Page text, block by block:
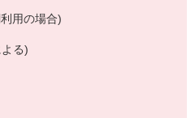
用の場合)
る)